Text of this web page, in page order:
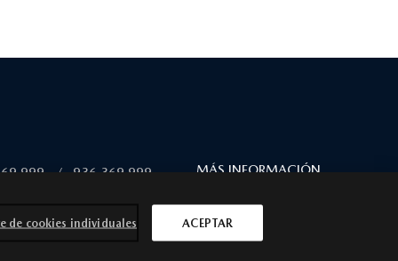
999 / 936 369 999 MÁS INFORMACIÓN
SÍGUENOS EN
de cookies individuales ACEPTAR